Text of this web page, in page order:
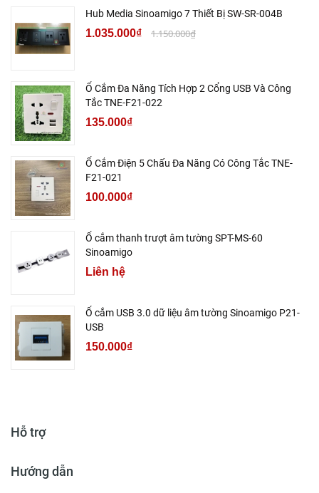
Hub Media Sinoamigo 7 Thiết Bị SW-SR-004B
1.035.000₫ 1.150.000₫
Ổ Cắm Đa Năng Tích Hợp 2 Cổng USB Và Công
Tắc TNE-F21-022
135.000₫
Ổ Cắm Điện 5 Chấu Đa Năng Có Công Tắc TNE-
F21-021
100.000₫
Ổ cắm thanh trượt âm tường SPT-MS-60
Sinoamigo
Liên hệ
Ổ cắm USB 3.0 dữ liệu âm tường Sinoamigo P21-
USB
150.000₫
Hỗ trợ
Hướng dẫn